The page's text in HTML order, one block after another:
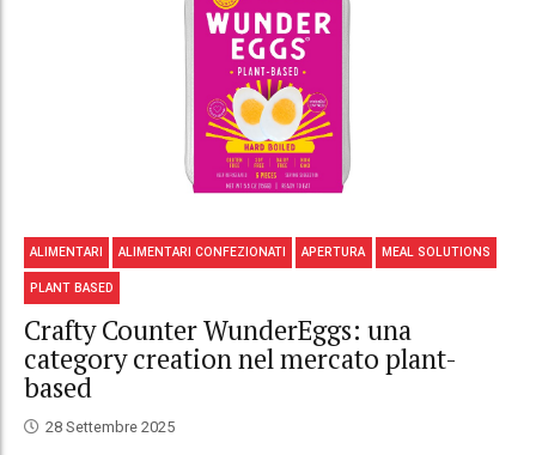
ALIMENTARI ALIMENTARI CONFEZIONATI APERTURA MEAL SOLUTIONS
PLANT BASED
Crafty Counter WunderEggs: una
category creation nel mercato plant-
based
28 Settembre 2025